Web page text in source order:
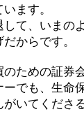
ます。
て、いまの
からです。
ための証券
でも、生命
いてくださ